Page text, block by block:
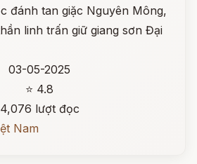
đánh tan giặc Nguyên Mông,
linh trấn giữ giang sơn Đại
03-05-2025
⭐ 4.8
4,076 lượt đọc
Nam